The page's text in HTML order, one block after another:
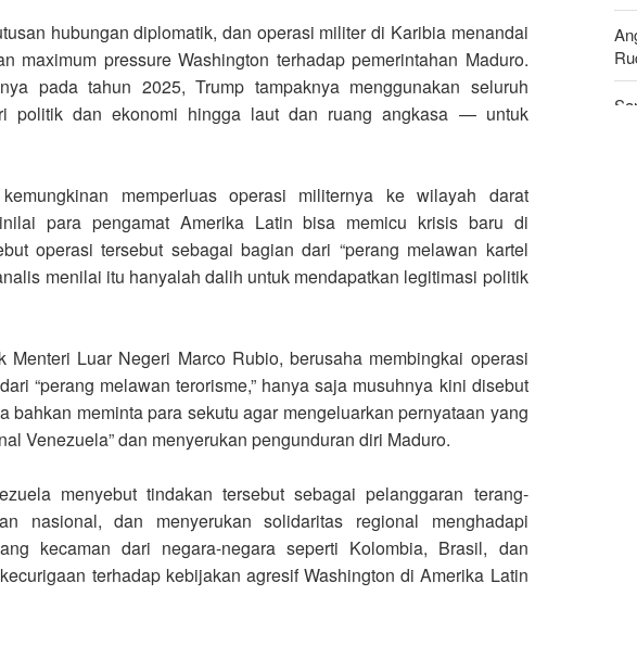
hubungan diplomatik, dan operasi militer di Karibia menandai
maximum pressure Washington terhadap pemerintahan Maduro.
pada tahun 2025, Trump tampaknya menggunakan seluruh
politik dan ekonomi hingga laut dan ruang angkasa — untuk
memperluas operasi militernya ke wilayah darat
para pengamat Amerika Latin bisa memicu krisis baru di
operasi tersebut sebagai bagian dari “perang melawan kartel
menilai itu hanyalah dalih untuk mendapatkan legitimasi politik
Menteri Luar Negeri Marco Rubio, berusaha membingkai operasi
“perang melawan terorisme,” hanya saja musuhnya kini disebut
bahkan meminta para sekutu agar mengeluarkan pernyataan yang
Venezuela” dan menyerukan pengunduran diri Maduro.
menyebut tindakan tersebut sebagai pelanggaran terang-
nasional, dan menyerukan solidaritas regional menghadapi
kecaman dari negara-negara seperti Kolombia, Brasil, dan
terhadap kebijakan agresif Washington di Amerika Latin